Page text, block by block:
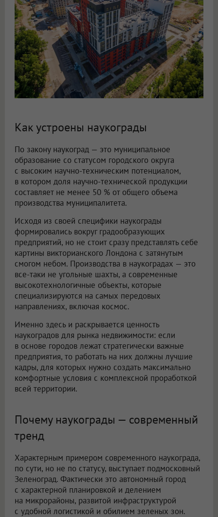
Как устроены наукограды
По закону наукоград — это муниципальное
образование со статусом городского округа
с высоким научно-техническим потенциалом,
в котором доля научно-технической продукции
составляет не менее 50 % от общего объема
производства муниципалитета.
Исходя из своей специфики наукограды
формировались вокруг градообразующих
предприятий, но не стоит сразу представлять себе
картины викторианского Лондона с затянутым
смогом небом. Производства в наукоградах — это
все-таки не угольные шахты, а современные
высокотехнологичные объекты, которые
специализируются на самых передовых
направлениях, включая космос.
Именно здесь и раскрывается ценность
наукоградов для рынка недвижимости: если
в основе городов лежат стратегически важные
предприятия, то работать на них должны лучшие
кадры, для которых нужно создать максимально
комфортные условия с комплексной проработкой
всей территории.
Почему наукограды — современный
тренд
Характерным примером современного наукограда,
по сути, но не по статусу, выступает подмосковный
Зеленоград. Фактически это автономный город
с характерной планировкой и делением
на микрорайоны, развитой инфраструктурой
с удобной логистикой и обилием зеленых зон.